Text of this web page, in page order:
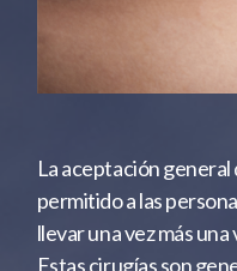
La aceptación general
permitido a las
llevar una vez más
Estas cirugías son